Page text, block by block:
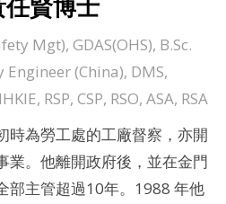
Mgt), GDAS(OHS), B.Sc.
Engineer (China), DMS,
RSP, CSP, RSO, ASA, RSA
時為勞工處的工廠督察，亦開
業。他離開政府後，並在金門
部主管超過10年。1988 年他